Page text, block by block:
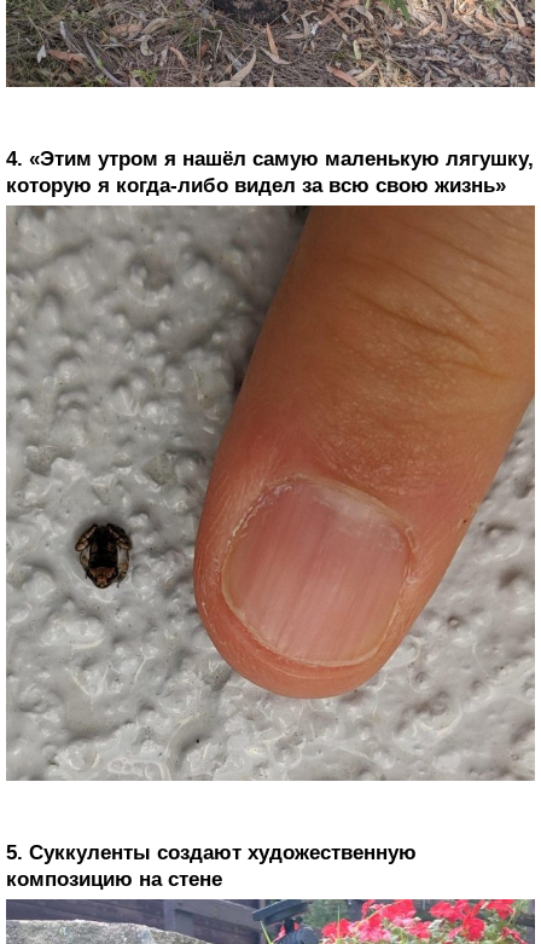
4. «Этим утром я нашёл самую маленькую лягушку,
которую я когда-либо видел за всю свою жизнь»
5. Суккуленты создают художественную
композицию на стене